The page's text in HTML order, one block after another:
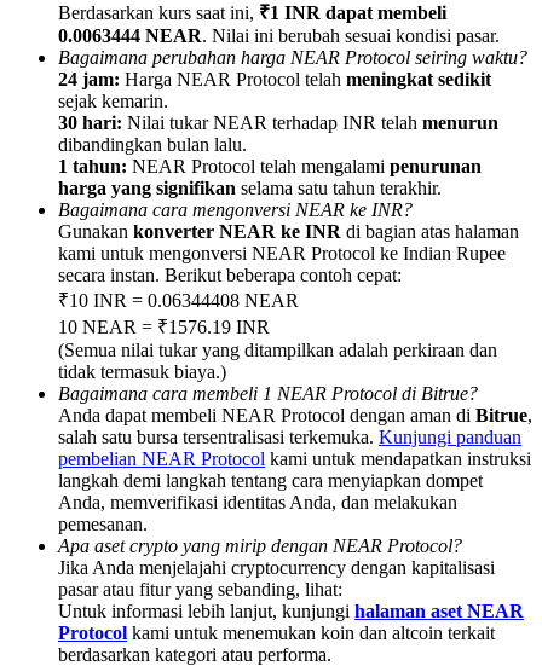
BTC Welcome Rewards
Deposit & Trade BTC to Share 25000 USDT prize pool!
Deposit CASHCAT & Win
Share 500000 CASHCAT prize pool
Exclusive for BitMart Users
Register & Trade to Win 500,000 USDT
Berdasarkan kurs saat ini, ₹1 INR dapat membeli
0.0063444 NEAR. Nilai ini berubah sesuai kondisi pasar.
Bagaimana perubahan harga NEAR Protocol seiring waktu?
24 jam: Harga NEAR Protocol telah meningkat sedikit
sejak kemarin.
30 hari: Nilai tukar NEAR terhadap INR telah menurun
dibandingkan bulan lalu.
1 tahun: NEAR Protocol telah mengalami penurunan
harga yang signifikan selama satu tahun terakhir.
Bagaimana cara mengonversi NEAR ke INR?
Gunakan konverter NEAR ke INR di bagian atas halaman
kami untuk mengonversi NEAR Protocol ke Indian Rupee
secara instan. Berikut beberapa contoh cepat:
₹10 INR = 0.06344408 NEAR
10 NEAR = ₹1576.19 INR
(Semua nilai tukar yang ditampilkan adalah perkiraan dan
tidak termasuk biaya.)
Bagaimana cara membeli 1 NEAR Protocol di Bitrue?
Anda dapat membeli NEAR Protocol dengan aman di Bitrue,
salah satu bursa tersentralisasi terkemuka. Kunjungi panduan
pembelian NEAR Protocol kami untuk mendapatkan instruksi
langkah demi langkah tentang cara menyiapkan dompet
Anda, memverifikasi identitas Anda, dan melakukan
pemesanan.
Apa aset crypto yang mirip dengan NEAR Protocol?
Jika Anda menjelajahi cryptocurrency dengan kapitalisasi
pasar atau fitur yang sebanding, lihat:
Untuk informasi lebih lanjut, kunjungi halaman aset NEAR
Protocol kami untuk menemukan koin dan altcoin terkait
berdasarkan kategori atau performa.